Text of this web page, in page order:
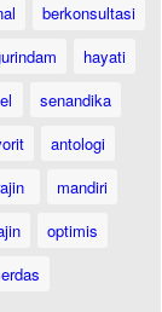
berkonsultasi
hayati
senandika
antologi
mandiri
optimis